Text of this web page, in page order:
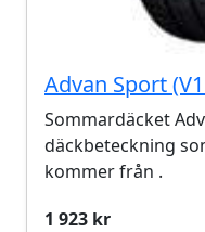
Advan Sport
Sommardäcket
däckbeteckning
kommer från .
1 923 kr